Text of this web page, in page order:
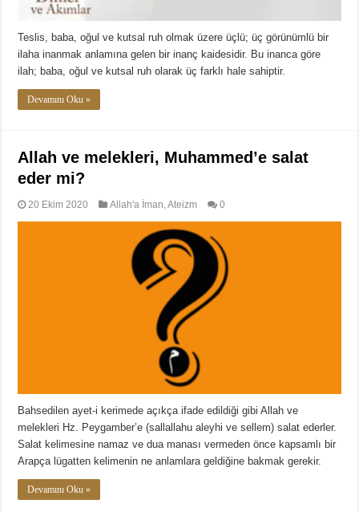
Teslis, baba, oğul ve kutsal ruh olmak üzere üçlü; üç görünümlü bir
ilaha inanmak anlamına gelen bir inanç kaidesidir. Bu inanca göre
ilah; baba, oğul ve kutsal ruh olarak üç farklı hale sahiptir.
Devamını Oku »
Allah ve melekleri, Muhammed’e salat
eder mi?
20 Ekim 2020 Allah'a İman,Ateizm 0
Bahsedilen ayet-i kerimede açıkça ifade edildiği gibi Allah ve
melekleri Hz. Peygamber’e (sallallahu aleyhi ve sellem) salat ederler.
Salat kelimesine namaz ve dua manası vermeden önce kapsamlı bir
Arapça lügatten kelimenin ne anlamlara geldiğine bakmak gerekir.
Devamını Oku »